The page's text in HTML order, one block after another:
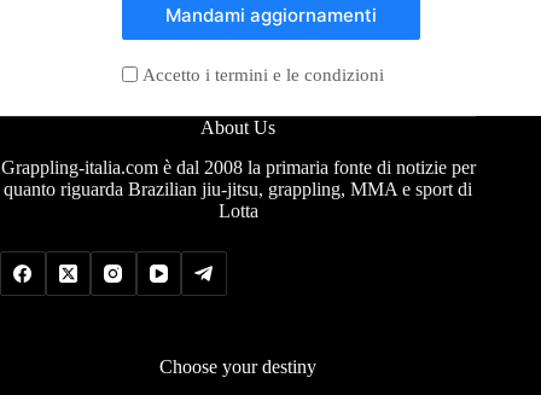
Mandami aggiornamenti
Accetto i termini e le condizioni
About Us
Grappling-italia.com è dal 2008 la primaria fonte di notizie per
quanto riguarda Brazilian jiu-jitsu, grappling, MMA e sport di
Lotta
Choose your destiny